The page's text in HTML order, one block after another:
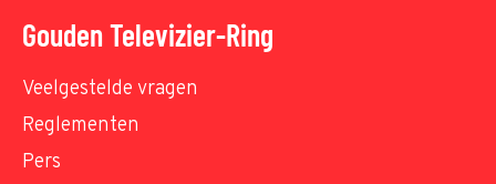
Gouden Televizier-Ring
Veelgestelde vragen
Reglementen
Pers